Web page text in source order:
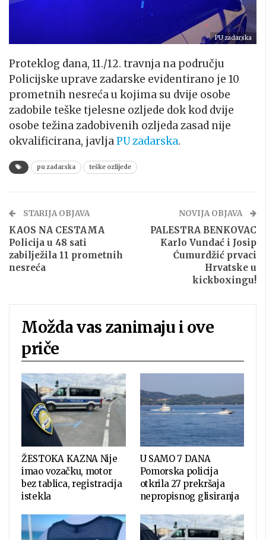
PU zadarska
Proteklog dana, 11./12. travnja na području
Policijske uprave zadarske evidentirano je 10
prometnih nesreća u kojima su dvije osobe
zadobile teške tjelesne ozljede dok kod dvije
osobe težina zadobivenih ozljeda zasad nije
okvalificirana, javljaPU zadarska.
pu zadarska teške ozlijede
STARIJA OBJAVA
KAOS NA CESTAMA
Policija u 48 sati
zabilježila 11 prometnih
nesreća
NOVIJA OBJAVA
PALESTRA BENKOVAC
Karlo Vundać i Josip
Ćumurdžić prvaci
Hrvatske u
kickboxingu!
Možda vas zanimaju i ove
priče
ŽESTOKA KAZNA Nije
imao vozačku, motor
bez tablica, registracija
istekla
U SAMO 7 DANA
Pomorska policija
otkrila 27 prekršaja
nepropisnog glisiranja